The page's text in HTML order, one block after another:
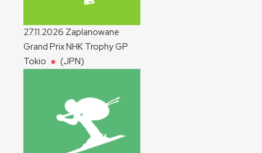
27.11.2026 Zaplanowane
Grand Prix NHK TrophyGP
Tokio
(JPN)